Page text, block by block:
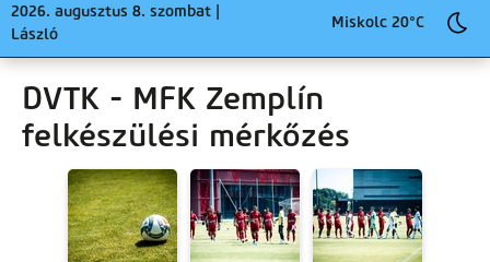
2026. augusztus 8. szombat |
László
Miskolc 20°C
DVTK - MFK Zemplín
felkészülési mérkőzés